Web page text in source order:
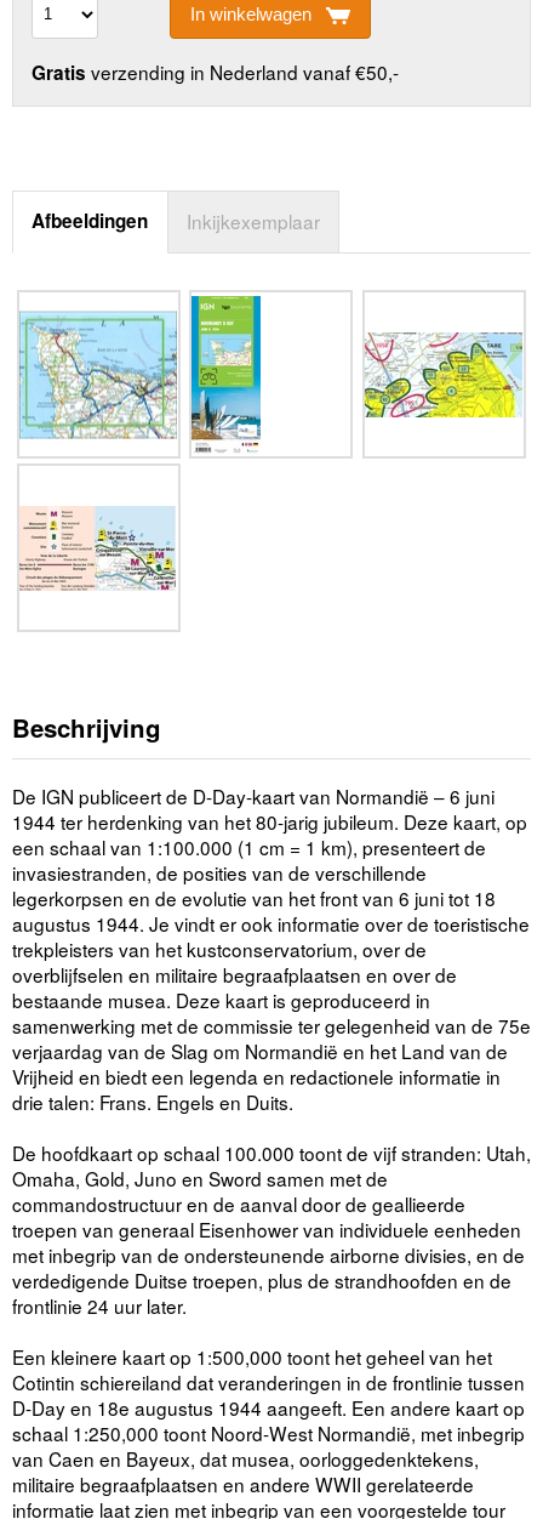
In winkelwagen
Gratis verzending in Nederland vanaf €50,-
Afbeeldingen Inkijkexemplaar
Beschrijving
De IGN publiceert de D-Day-kaart van Normandië – 6 juni
1944 ter herdenking van het 80-jarig jubileum. Deze kaart, op
een schaal van 1:100.000 (1 cm = 1 km), presenteert de
invasiestranden, de posities van de verschillende
legerkorpsen en de evolutie van het front van 6 juni tot 18
augustus 1944. Je vindt er ook informatie over de toeristische
trekpleisters van het kustconservatorium, over de
overblijfselen en militaire begraafplaatsen en over de
bestaande musea. Deze kaart is geproduceerd in
samenwerking met de commissie ter gelegenheid van de 75e
verjaardag van de Slag om Normandië en het Land van de
Vrijheid en biedt een legenda en redactionele informatie in
drie talen: Frans. Engels en Duits.
De hoofdkaart op schaal 100.000 toont de vijf stranden: Utah,
Omaha, Gold, Juno en Sword samen met de
commandostructuur en de aanval door de geallieerde
troepen van generaal Eisenhower van individuele eenheden
met inbegrip van de ondersteunende airborne divisies, en de
verdedigende Duitse troepen, plus de strandhoofden en de
frontlinie 24 uur later.
Een kleinere kaart op 1:500,000 toont het geheel van het
Cotintin schiereiland dat veranderingen in de frontlinie tussen
D-Day en 18e augustus 1944 aangeeft. Een andere kaart op
schaal 1:250,000 toont Noord-West Normandië, met inbegrip
van Caen en Bayeux, dat musea, oorloggedenktekens,
militaire begraafplaatsen en andere WWII gerelateerde
informatie laat zien met inbegrip van een voorgestelde tour